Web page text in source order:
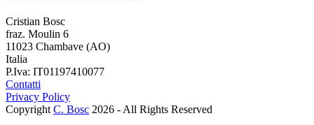
Cristian Bosc
fraz. Moulin 6
11023 Chambave (AO)
Italia
P.Iva: IT01197410077
Contatti
Privacy Policy
Copyright C. Bosc 2026 - All Rights Reserved